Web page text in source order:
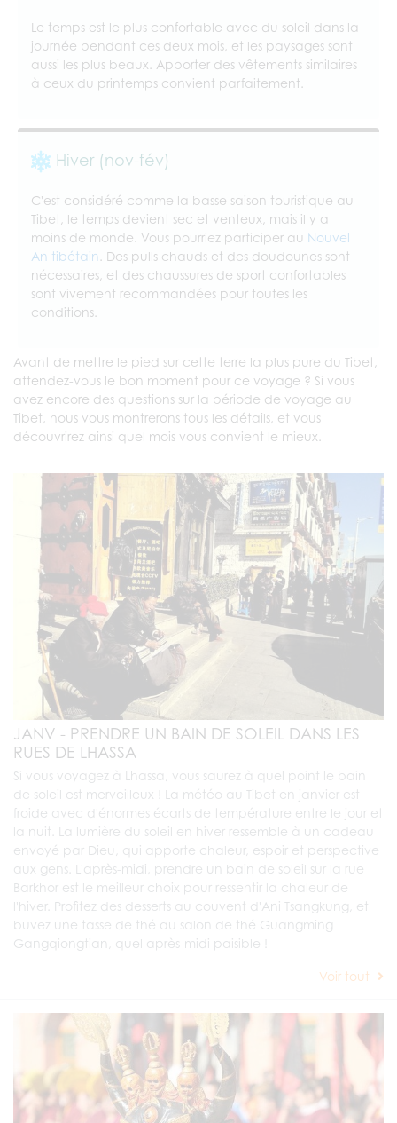
Le temps est le plus confortable avec du soleil dans la
journée pendant ces deux mois, et les paysages sont
aussi les plus beaux. Apporter des vêtements similaires
à ceux du printemps convient parfaitement.
Hiver (nov-fév)
C'est considéré comme la basse saison touristique au
Tibet, le temps devient sec et venteux, mais il y a
moins de monde. Vous pourriez participer au Nouvel
An tibétain . Des pulls chauds et des doudounes sont
nécessaires, et des chaussures de sport confortables
sont vivement recommandées pour toutes les
conditions.
Avant de mettre le pied sur cette terre la plus pure du Tibet,
attendez-vous le bon moment pour ce voyage ? Si vous
avez encore des questions sur la période de voyage au
Tibet, nous vous montrerons tous les détails, et vous
découvrirez ainsi quel mois vous convient le mieux.
JANV - PRENDRE UN BAIN DE SOLEIL DANS LES
RUES DE LHASSA
Si vous voyagez à Lhassa, vous saurez à quel point le bain
de soleil est merveilleux ! La météo au Tibet en janvier est
froide avec d'énormes écarts de température entre le jour et
la nuit. La lumière du soleil en hiver ressemble à un cadeau
envoyé par Dieu, qui apporte chaleur, espoir et perspective
aux gens. L'après-midi, prendre un bain de soleil sur la rue
Barkhor est le meilleur choix pour ressentir la chaleur de
l'hiver. Profitez des desserts au couvent d'Ani Tsangkung, et
buvez une tasse de thé au salon de thé Guangming
Gangqiongtian, quel après-midi paisible !
Voir tout